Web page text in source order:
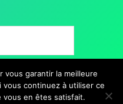
vous garantir la meilleure
continuez à utiliser ce
vous en êtes satisfait.